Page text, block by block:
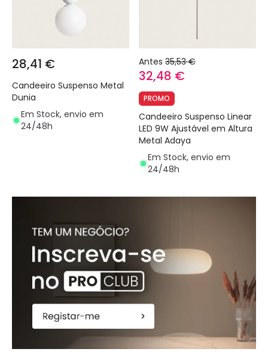
28,41 €
Candeeiro Suspenso Metal
Dunia
Em Stock, envio em
24/48h
Antes 35,53 €
32,48 €
PROMO
Candeeiro Suspenso Linear
LED 9W Ajustável em Altura
Metal Adaya
Em Stock, envio em
24/48h